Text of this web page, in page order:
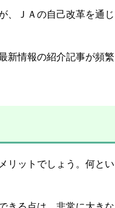
、ＪＡの自己改革を通じ
新情報の紹介記事が頻繁
リットでしょう。何とい